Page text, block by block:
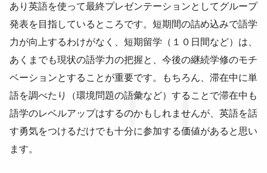
あり英語を使って最終プレゼンテーションとしてグループ
発表を目指しているところです。短期間の詰め込みで語学
力が向上するわけがなく、短期留学（１０日間など）は、
あくまでも現状の語学力の把握と、今後の継続学修のモチ
ベーションとすることが重要です。もちろん、滞在中に単
語を調べたり（環境問題の語彙など）することで滞在中も
語学のレベルアップはするのかもしれませんが、英語を話
す勇気をつけるだけでも十分に参加する価値があると思い
ます。